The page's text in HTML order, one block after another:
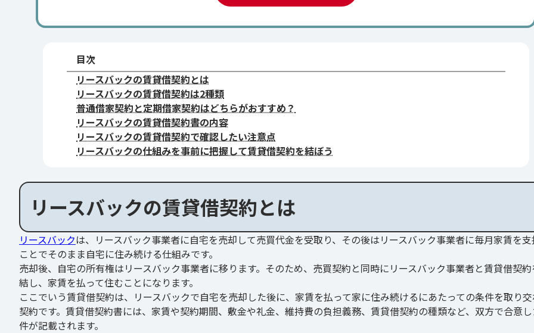
目次
リースバックの賃貸借契約とは
リースバックの賃貸借契約は2種類
普通借家契約と定期借家契約はどちらがおすすめ？
リースバックの賃貸借契約書の内容
リースバックの賃貸借契約で確認したい注意点
リースバックの仕組みを事前に把握して賃貸借契約を結ぼう
リースバックの賃貸借契約とは
リースバックは、リースバック事業者に自宅を売却して売買代金を受取り、その後はリースバック事業者に毎月家賃を
ことでそのまま自宅に住み続ける仕組みです。
売却後、自宅の所有権はリースバック事業者に移ります。そのため、売買契約と同時にリースバック事業者と賃貸借契
結し、家賃を払って住むことになります。
ここでいう賃貸借契約は、リースバックで自宅を売却した後に、家賃を払って家に住み続けるにあたっての条件を取り
契約です。賃貸借契約書には、家賃や契約期間、敷金や礼金、維持費の負担義務、賃貸借契約の種類など、双方で合意
件が記載されます。